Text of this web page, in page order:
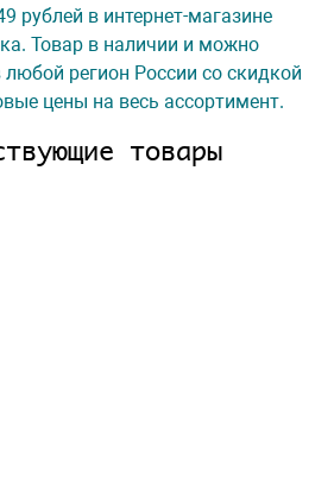
рублей в интернет-магазине
Товар в наличии и можно
любой регион России со скидкой
цены на весь ассортимент.
товары